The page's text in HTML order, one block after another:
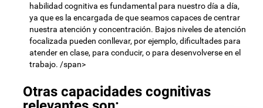
habilidad cognitiva es fundamental para nuestro día a día,
ya que es la encargada de que seamos capaces de centrar
nuestra atención y concentración. Bajos niveles de atención
focalizada pueden conllevar, por ejemplo, dificultades para
atender en clase, para conducir, o para desenvolverse en el
trabajo. /span>
Otras capacidades cognitivas